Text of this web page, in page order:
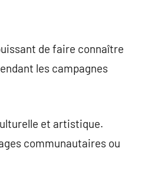
de faire connaître
les campagnes
et artistique.
communautaires ou